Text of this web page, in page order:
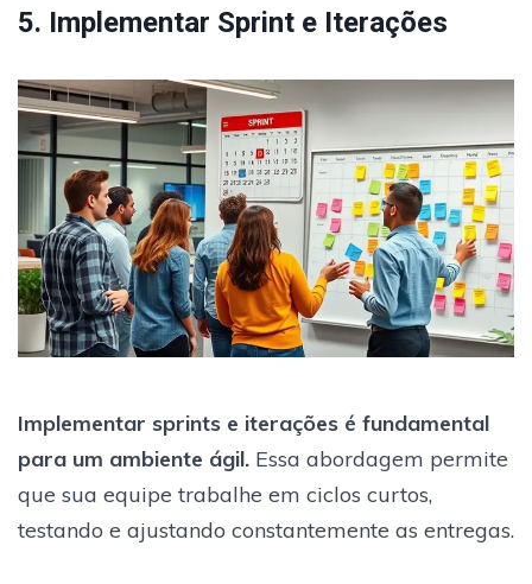
5. Implementar Sprint e Iterações
Implementar sprints e iterações é fundamental
para um ambiente ágil. Essa abordagem permite
que sua equipe trabalhe em ciclos curtos,
testando e ajustando constantemente as entregas.